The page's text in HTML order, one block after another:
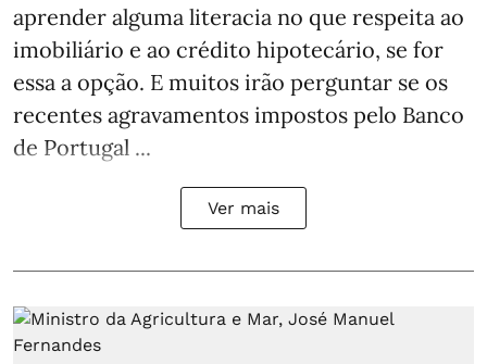
aprender alguma literacia no que respeita ao
imobiliário e ao crédito hipotecário, se for
essa a opção. E muitos irão perguntar se os
recentes agravamentos impostos pelo Banco
de Portugal ...
Ver mais